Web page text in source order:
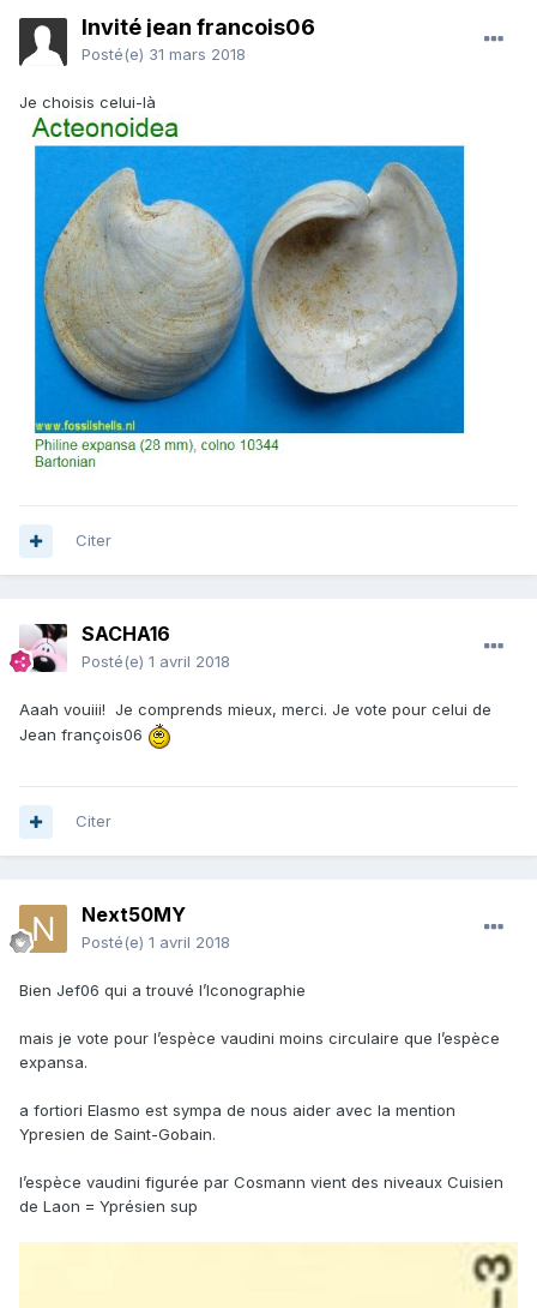
Invité jean francois06
Posté(e) 31 mars 2018
Je choisis celui-là
Citer
SACHA16
Posté(e) 1 avril 2018
Aaah vouiii! Je comprends mieux, merci. Je vote pour celui de
Jean françois06
Citer
Next50MY
Posté(e) 1 avril 2018
Bien Jef06 qui a trouvé l’Iconographie
mais je vote pour l’espèce vaudini moins circulaire que l’espèce
expansa.
a fortiori Elasmo est sympa de nous aider avec la mention
Ypresien de Saint-Gobain.
l’espèce vaudini figurée par Cosmann vient des niveaux Cuisien
de Laon = Yprésien sup